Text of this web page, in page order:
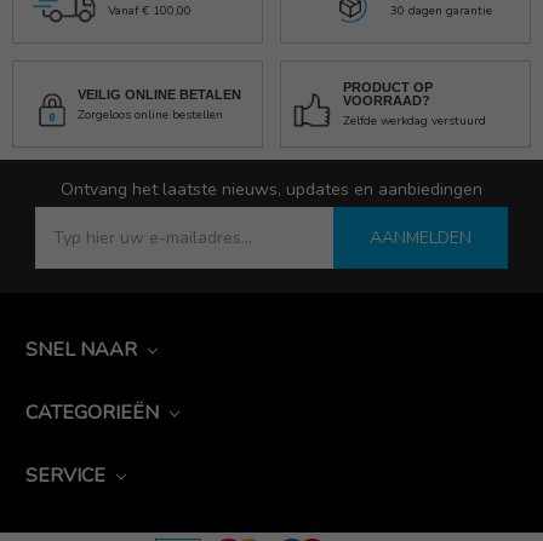
Vanaf € 100,00 30 dagen garantie
VEILIG ONLINE BETALEN
Zorgeloos online bestellen
PRODUCT OP
VOORRAAD?
Zelfde werkdag verstuurd
Ontvang het laatste nieuws, updates en aanbiedingen
AANMELDEN
SNEL NAAR
CATEGORIEËN
SERVICE